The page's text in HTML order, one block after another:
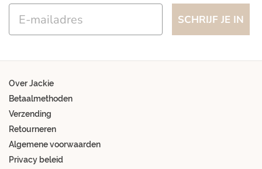
SCHRIJF JE IN
Over Jackie
Betaalmethoden
Verzending
Retourneren
Algemene voorwaarden
Privacy beleid